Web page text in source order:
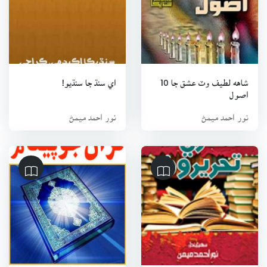
جوڙيل سپليمينٽري ريڊنگ مٽيريل جي ريويو ڪميٽي جا ميمبر
رهي چڪا آهن. انهيءَ کان علاوه سنڌي ادبي بورڊ جي پبليڪيشن
ڪميٽي جا ميمبر ۽ سنڌ يونيورسٽي جي ماس ڪميونيڪيشن
ڊپارٽمينٽ ۾ هانرري وزٽنگ ليڪچرر پڻ رهيا آهن. ٽي ماهي سنڌ
فورم رسالو، ٽي ماهي الاقتصاد (اردو) رسالو ۽ ماهوار توحيد رسالي
ڇپجي چڪا آهن، ان کان علاوه سندس 100 کان مٿي تحقيقي
مضمون، مقالا، ليڪچر ۽ ڪالم سنڌ جي مختلف اخبارن ۽ رسالن ۾
شايع ٿي چڪا آهن.
سندس شايع ٿيل ڪتابن جا نالا هيءُ آهن:
(1) انسان جي فطرت، وصفون ۽ بشري ڪمزوريون (2) شاهه لطيف
وٽ عشق جا ڏهه اصول (3) ماڻهوءَ جو اصل امتحان (4) اي سنڌ جا
شاهه لطيف وٽ عشق جا 10
اصول
نور احمد ميمڻ
اي سنڌ جا سنڌيو!
نور احمد ميمڻ